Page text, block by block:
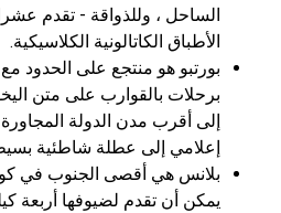
الساحل ، وللذواقة - تقدم
الأطباق الكاتالونية الكلاسيكية.
بورتبو هو منتجع على الحدود
برحلات بالقوارب على متن
إلى أقرب مدن الدولة
إعلامي إلى عطلة شاطئية
بلانس هي أقصى الجنوب في
يمكن أن تقدم لضيوفها أربعة